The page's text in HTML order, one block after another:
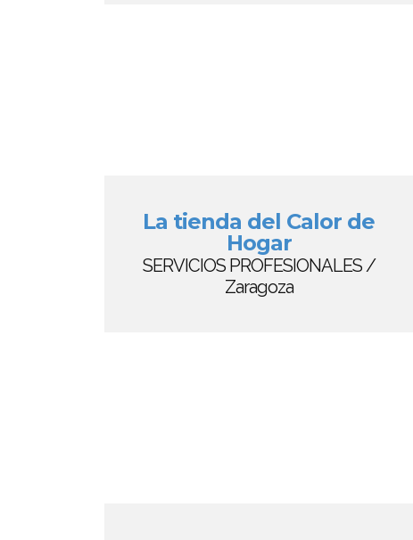
La tienda del Calor de
Hogar
SERVICIOS PROFESIONALES /
Zaragoza